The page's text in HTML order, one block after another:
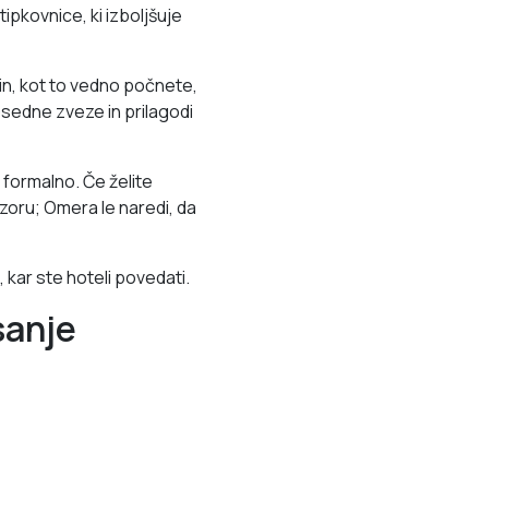
ki izboljšuje
kot to vedno počnete,
zveze in prilagodi
Če želite
Omera le naredi, da
kar ste hoteli povedati.